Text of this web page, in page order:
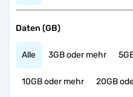
Daten (GB)
Alle 3GB oder mehr
10GB oder mehr 20GB